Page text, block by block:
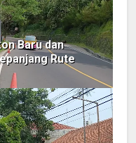
Baru dan
Rute